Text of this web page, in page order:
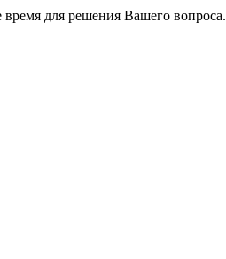
для решения Вашего вопроса.